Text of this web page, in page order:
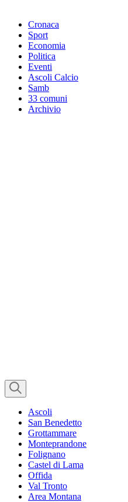
Cronaca
Sport
Economia
Politica
Eventi
Ascoli Calcio
Samb
33 comuni
Archivio
Ascoli
San Benedetto
Grottammare
Monteprandone
Folignano
Castel di Lama
Offida
Val Tronto
Area Montana